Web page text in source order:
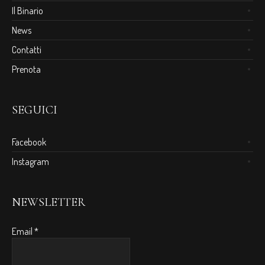
Il Binario
News
Contatti
Prenota
SEGUICI
Facebook
Instagram
NEWSLETTER
Email*